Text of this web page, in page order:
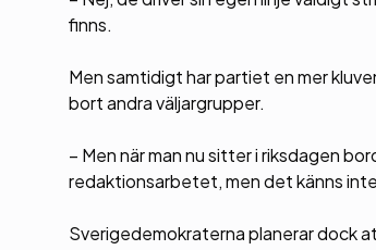
finns.
Men samtidigt har partiet en mer
bort andra väljargrupper.
– Men när man nu sitter i riksdagen
redaktionsarbetet, men det känns
Sverigedemokraterna planerar dock